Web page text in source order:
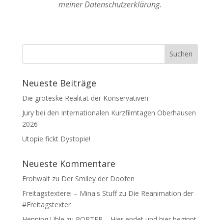
meiner Datenschutzerklärung.
Neueste Beiträge
Die groteske Realität der Konservativen
Jury bei den Internationalen Kurzfilmtagen Oberhausen
2026
Utopie fickt Dystopie!
Neueste Kommentare
Frohwaltzu Der Smiley der Doofen
Freitagstexterei – Mina's Stuffzu Die Reanimation der
#Freitagstexter